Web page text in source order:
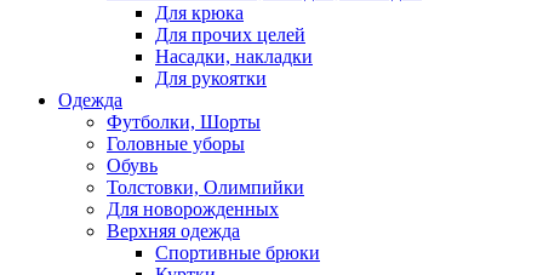
Для крюка
Для прочих целей
Насадки, накладки
Для рукоятки
Одежда
Футболки, Шорты
Головные уборы
Обувь
Толстовки, Олимпийки
Для новорожденных
Верхняя одежда
Спортивные брюки